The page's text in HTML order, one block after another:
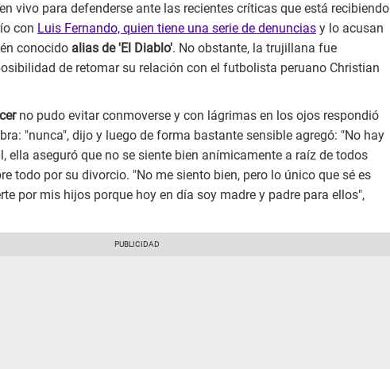
vivo para defenderse ante las recientes críticas que está recibiendo
con Luis Fernando, quien tiene una serie de denuncias y lo acusan
conocido alias de 'El Diablo'. No obstante, la trujillana fue
de retomar su relación con el futbolista peruano Christian
no pudo evitar conmoverse y con lágrimas en los ojos respondió
"nunca", dijo y luego de forma bastante sensible agregó: "No hay
ella aseguró que no se siente bien anímicamente a raíz de todos
todo por su divorcio. "No me siento bien, pero lo único que sé es
por mis hijos porque hoy en día soy madre y padre para ellos",